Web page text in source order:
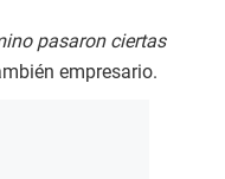
pasaron ciertas
empresario.